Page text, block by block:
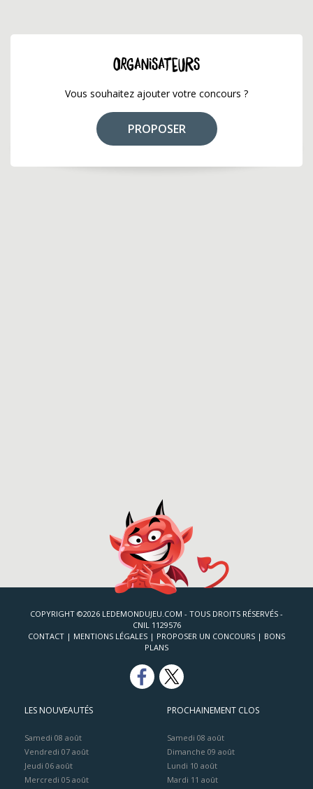
ORGANISATEURS
Vous souhaitez ajouter votre concours ?
PROPOSER
COPYRIGHT ©2026 LEDEMONDUJEU.COM - TOUS DROITS RÉSERVÉS -
CNIL 1129576
CONTACT | MENTIONS LÉGALES | PROPOSER UN CONCOURS | BONS
PLANS
LES NOUVEAUTÉS
Samedi 08 août
Vendredi 07 août
Jeudi 06 août
Mercredi 05 août
PROCHAINEMENT CLOS
Samedi 08 août
Dimanche 09 août
Lundi 10 août
Mardi 11 août